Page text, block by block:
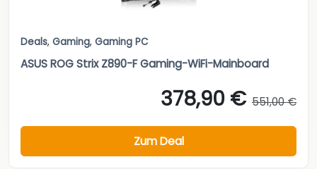
Deals, Gaming, Gaming PC
ASUS ROG Strix Z890-F Gaming-WiFi-Mainboard
378,90 € 551,00 €
Zum Deal